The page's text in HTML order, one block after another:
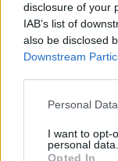
disclosure of your
IAB’s list of
also be disclosed
Downstream
Personal
I want to opt-
personal data.
Opted In